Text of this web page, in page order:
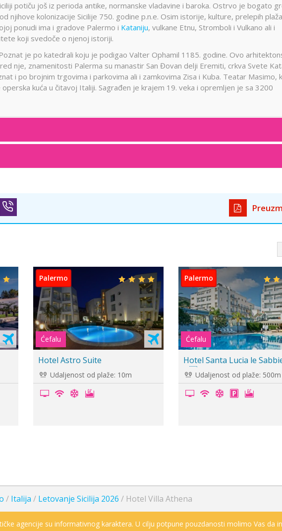
potiču još iz perioda antike, normanske vladavine i baroka. Ostrvo je bogato
njihove kolonizacije Sicilije 750. godine p.n.e. Osim istorije, kulture, prelepih
ponudi ima i gradove Palermo i Kataniju, vulkane Etnu, Stromboli i Vulkano ali i
koji svedoče o njenoj istoriji.
je po katedrali koju je podigao Valter Ophamil 1185. godine. Ovo
nje, znamenitosti Palerma su manastir San Đovan delji Eremiti, crkva Svete
i po brojnim trgovima i parkovima ali i zamkovima Zisa i Kuba. Teatar Masimo,
kuća u čitavoj Italiji. Sagrađen je krajem 19. veka i opremljen je sa 3200
Ćefalu
Hotel Baia del Capitano Ćefalu
Udaljenost od plaže: 400m
Cenovnik je
u pripremi
Hotel Villa Belvedere
Udaljenost od plaže: 900m
/ Italija / Letovanje Sicilija 2026 / Hotel Villa Athena
agencije su informativnog karaktera. U cilju potpune pouzdanosti molimo Vas da